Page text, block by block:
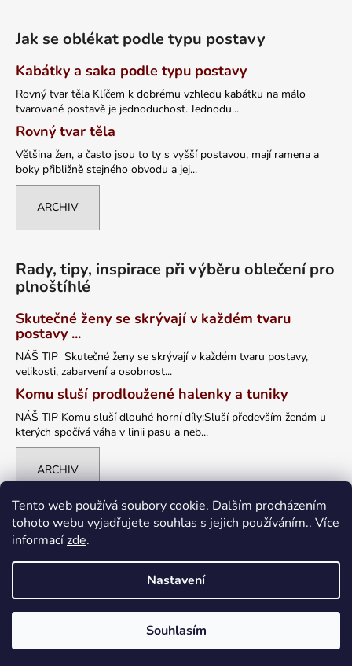
Tento web používá soubory cookie. Dalším procházením
tohoto webu vyjadřujete souhlas s jejich používáním.. Více
informacízde.
Nastavení
Souhlasím
Jak se oblékat podle typu postavy
Kabátky a saka podle typu postavy
Rovný tvar těla Klíčem k dobrému vzhledu kabátku na málo
tvarované postavě je jednoduchost. Jednodu...
Rovný tvar těla
Většina žen, a často jsou to ty s vyšší postavou, mají ramena a
boky přibližně stejného obvodu a jej...
ARCHIV
Rady, tipy, inspirace při výběru oblečení pro
plnoštíhlé
Skutečné ženy se skrývají v každém tvaru
postavy ...
NÁŠ TIP Skutečné ženy se skrývají v každém tvaru postavy,
velikosti, zabarvení a osobnost...
Komu sluší prodloužené halenky a tuniky
NÁŠ TIP Komu sluší dlouhé horní díly:Sluší především ženám u
kterých spočívá váha v linii pasu a neb...
ARCHIV
petrklic.cz. Všechna práva vyhrazena.